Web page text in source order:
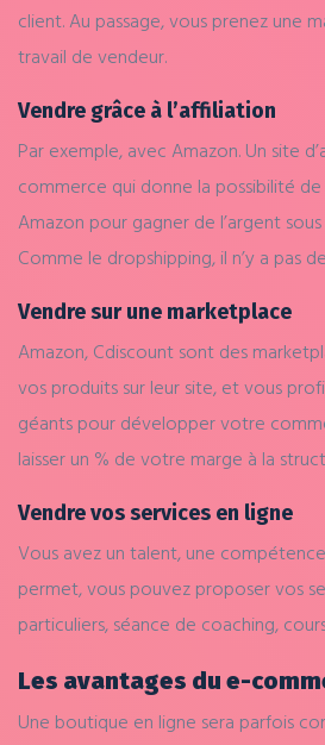
client. Au passage, vous prenez une
travail de vendeur.
Vendre grâce à l’affiliation
Par exemple, avec Amazon. Un site
commerce qui donne la possibilité
Amazon pour gagner de l’argent
Comme le dropshipping, il n’y a pas
Vendre sur une marketplace
Amazon, Cdiscount sont des
vos produits sur leur site, et vous
géants pour développer votre
laisser un % de votre marge à la
Vendre vos services en ligne
Vous avez un talent, une
permet, vous pouvez proposer vos
particuliers, séance de coaching,
Les avantages du e-
Une boutique en ligne sera parfois